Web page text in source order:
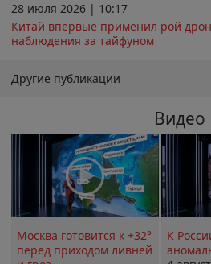
28 июля 2026 | 10:17
Китай впервые применил рой
наблюдения за тайфуном
Другие публикации
Видео
Москва готовится к +32°
перед приходом ливней
К